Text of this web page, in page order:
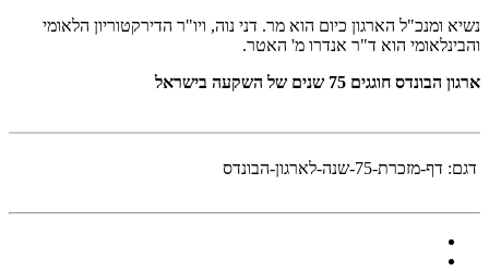
נשיא ומנכ"ל הארגון כיום הוא מר. דני נוה, ויו"ר הדירקטוריון הלאומי
והבינלאומי הוא ד"ר אנדרו מ' האטר.
ארגון הבונדס חוגגים 75 שנים של השקעה בישראל
דגם: דף-מזכרת-75-שנה-לארגון-הבונדס